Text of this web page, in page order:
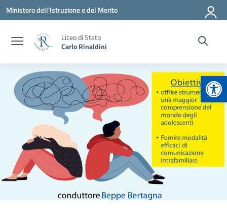
Vai ai contenuti
Vai al menu di navigazione
Vai al footer
Ministero dell'Istruzione e del Merito
Liceo di Stato
Carlo Rinaldini